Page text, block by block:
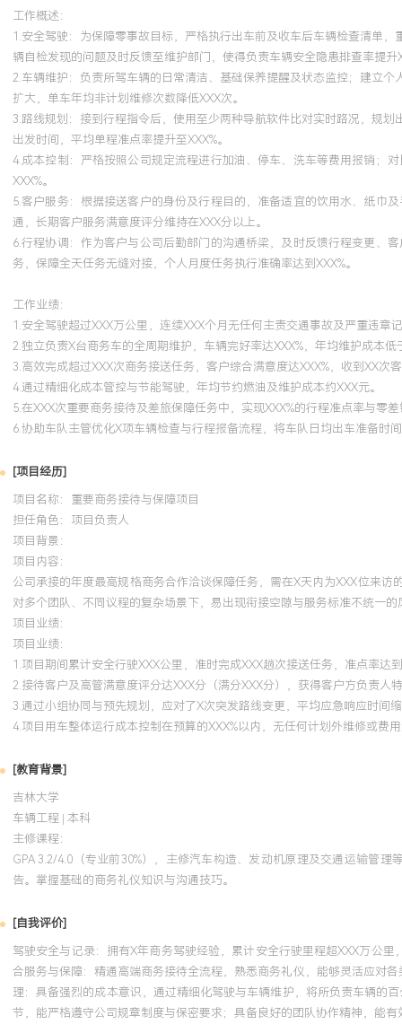
工作概述：
1.安全驾驶：为保障零事故目标，严格执行出车前及收车后车辆检查清单
辆自检发现的问题及时反馈至维护部门，使得负责车辆安全隐患排查率提升
2.车辆维护：负责所驾车辆的日常清洁、基础保养提醒及状态监控；建立
扩大，单车年均非计划维修次数降低XXX次。
3.路线规划：接到行程指令后，使用至少两种导航软件比对实时路况，规
出发时间，平均单程准点率提升至XXX%。
4.成本控制：严格按照公司规定流程进行加油、停车、洗车等费用报销；
XXX%。
5.客户服务：根据接送客户的身份及行程目的，准备适宜的饮用水、纸巾
通，长期客户服务满意度评分维持在XXX分以上。
6.行程协调：作为客户与公司后勤部门的沟通桥梁，及时反馈行程变更、
务，保障全天任务无缝对接，个人月度任务执行准确率达到XXX%。
工作业绩：
1.安全驾驶超过XXX万公里，连续XXX个月无任何主责交通事故及严重违章
2.独立负责X台商务车的全周期维护，车辆完好率达XXX%，年均维护成本低
3.高效完成超过XXX次商务接送任务，客户综合满意度达XXX%，收到XX次
4.通过精细化成本管控与节能驾驶，年均节约燃油及维护成本约XXX元。
5.在XXX次重要商务接待及差旅保障任务中，实现XXX%的行程准点率与零
6.协助车队主管优化X项车辆检查与行程报备流程，将车队日均出车准备时
[项目经历]
项目名称：重要商务接待与保障项目
担任角色： 项目负责人
项目背景：
项目内容：
公司承接的年度最高规格商务合作洽谈保障任务，需在X天内为XXX位来
对多个团队、不同议程的复杂场景下，易出现衔接空隙与服务标准不统一
项目业绩：
项目业绩：
1.项目期间累计安全行驶XXX公里，准时完成XXX趟次接送任务，准点率达
2.接待客户及高管满意度评分达XXX分（满分XXX分），获得客户方负责人
3.通过小组协同与预先规划，应对了X次突发路线变更，平均应急响应时间
4.项目用车整体运行成本控制在预算的XXX%以内，无任何计划外维修或费
[教育背景]
吉林大学
车辆工程 | 本科
主修课程：
GPA 3.2/4.0（专业前30%），主修汽车构造、发动机原理及交通运输管
告。掌握基础的商务礼仪知识与沟通技巧。
[自我评价]
驾驶安全与记录：拥有X年商务驾驶经验，累计安全行驶里程超XXX万公
合服务与保障：精通高端商务接待全流程，熟悉商务礼仪，能够灵活应对
理：具备强烈的成本意识，通过精细化驾驶与车辆维护，将所负责车辆的
节，能严格遵守公司规章制度与保密要求；具备良好的团队协作精神，能